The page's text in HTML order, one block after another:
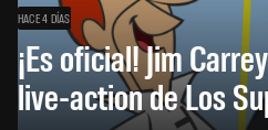
HACE 4 DÍAS
¡Es oficial! Jim
live-action de Los